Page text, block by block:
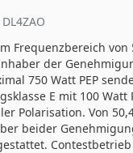
Frequenzbereich von
der
750 Watt PEP
E mit 100 Watt
Polarisation. Von
beider